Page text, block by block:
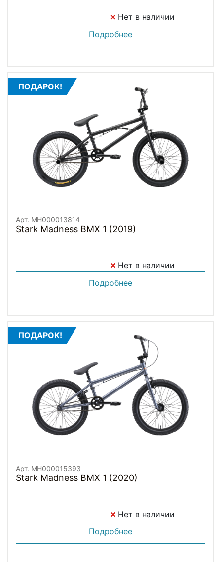
Нет в наличии
Подробнее
ПОДАРОК!
Арт. MH000013814
Stark Madness BMX 1 (2019)
Нет в наличии
Подробнее
ПОДАРОК!
Арт. MH000015393
Stark Madness BMX 1 (2020)
Нет в наличии
Подробнее